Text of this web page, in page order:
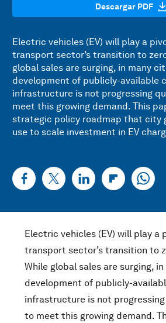
Descargar PDF
Electric vehicles (EV) will play a
transport sector’s transition to
global sales are surging, in many
development of publicly-available
infrastructure is not progressing
meet this growing demand. This
strategic policy roadmap that city
use to scale investment in EV
Electric vehicles (EV) will play a
transport sector’s transition to
While global sales are surging,
development of publicly-
infrastructure is not
to meet this growing demand.